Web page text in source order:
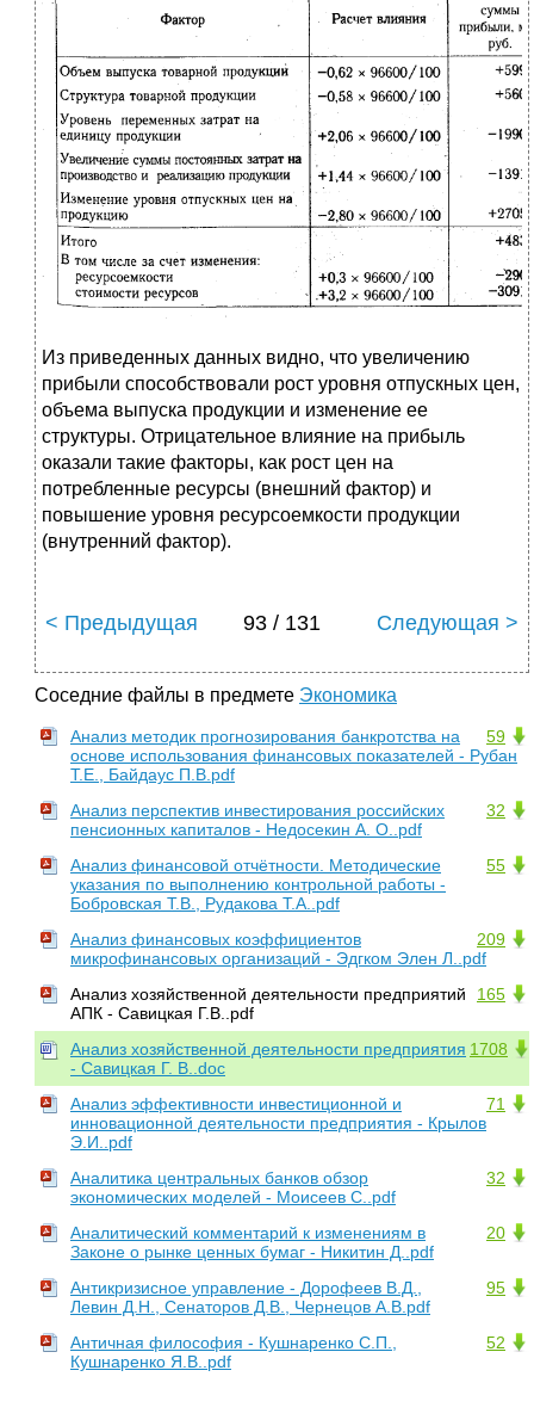
Из приведенных данных видно, что увеличению
прибыли способствовали рост уровня отпускных цен,
объема выпуска продукции и изменение ее
структуры. Отрицательное влияние на прибыль
оказали такие факторы, как рост цен на
потребленные ресурсы (внешний фактор) и
повышение уровня ресурсоемкости продукции
(внутренний фактор).
< Предыдущая 93 / 131 Следующая >
Соседние файлы в предмете Экономика
59
Анализ методик прогнозирования банкротства на
основе использования финансовых показателей - Рубан
Т.Е., Байдаус П.В.pdf
32
Анализ перспектив инвестирования российских
пенсионных капиталов - Недосекин А. О..pdf
55
Анализ финансовой отчётности. Методические
указания по выполнению контрольной работы -
Бобровская Т.В., Рудакова Т.А..pdf
209
Анализ финансовых коэффициентов
микрофинансовых организаций - Эдгком Элен Л..pdf
165
Анализ хозяйственной деятельности предприятий
АПК - Савицкая Г.В..pdf
1708
Анализ хозяйственной деятельности предприятия
- Савицкая Г. В..doc
71
Анализ эффективности инвестиционной и
инновационной деятельности предприятия - Крылов
Э.И..pdf
32
Аналитика центральных банков обзор
экономических моделей - Моисеев С..pdf
20
Аналитический комментарий к изменениям в
Законе о рынке ценных бумаг - Никитин Д..pdf
95
Антикризисное управление - Дорофеев В.Д.,
Левин Д.Н., Сенаторов Д.В., Чернецов А.В.pdf
52
Античная философия - Кушнаренко С.П.,
Кушнаренко Я.В..pdf